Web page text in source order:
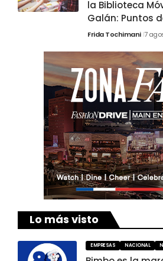
la Biblioteca
Galán: Puntos
Frida Tochimani 7
Lo más visto
EMPRESAS NACIONAL